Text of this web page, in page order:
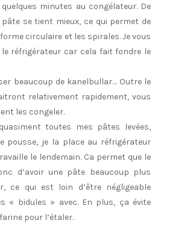
minutes au congélateur. De
se tient mieux, ce qui permet de
circulaire et les spirales. Je vous
le réfrigérateur car cela fait fondre le
beaucoup de kanelbullar… Outre le
relativement rapidement, vous
les congeler.
toutes mes pâtes levées,
pousse, je la place au réfrigérateur
le lendemain. Ca permet que le
d’avoir une pâte beaucoup plus
ce qui est loin d’être négligeable
« bidules » avec. En plus, ça évite
pour l’étaler.